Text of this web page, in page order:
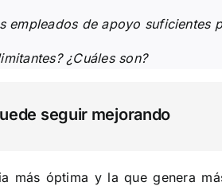
empleados de apoyo suficientes
¿Cuáles son?
seguir mejorando
más óptima y la que genera